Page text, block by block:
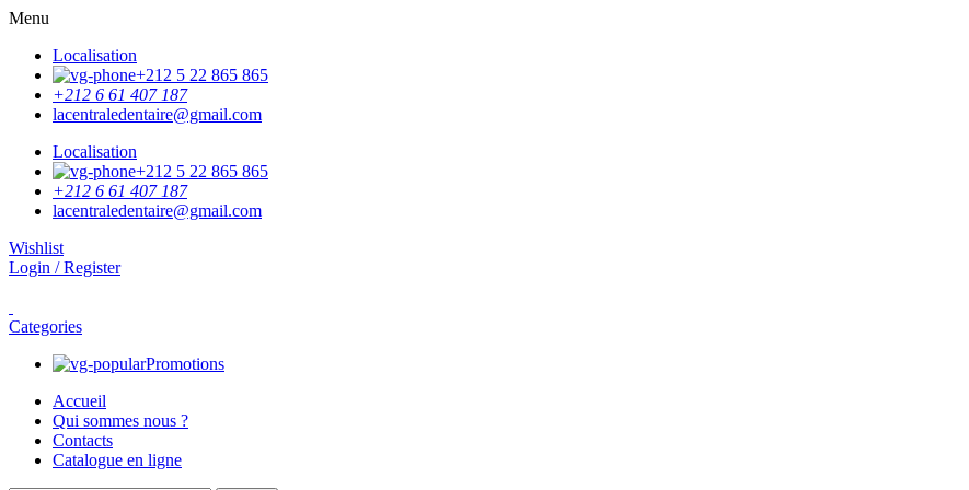
Menu
Localisation
+212 5 22 865 865
+212 6 61 407 187
lacentraledentaire@gmail.com
Localisation
+212 5 22 865 865
+212 6 61 407 187
lacentraledentaire@gmail.com
Wishlist
Login / Register
Categories
Promotions
Accueil
Qui sommes nous ?
Contacts
Catalogue en ligne